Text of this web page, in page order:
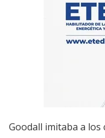
Goodall imitaba a los